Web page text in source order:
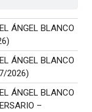
ÁNGEL BLANCO
ÁNGEL BLANCO
2026)
ÁNGEL BLANCO
–